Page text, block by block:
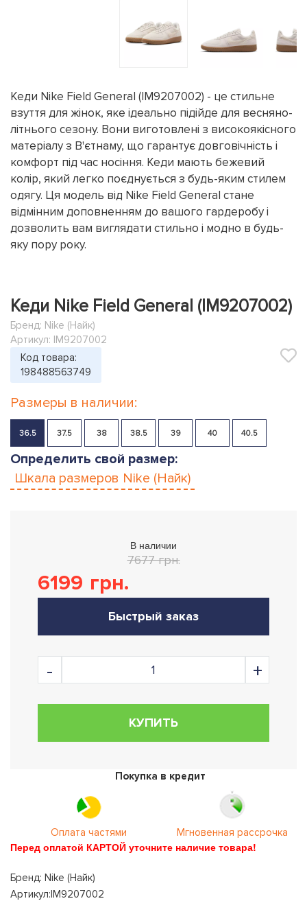
Кеди Nike Field General (IM9207002) - це стильне
взуття для жінок, яке ідеально підійде для весняно-
літнього сезону. Вони виготовлені з високоякісного
матеріалу з В'єтнаму, що гарантує довговічність і
комфорт під час носіння. Кеди мають бежевий
колір, який легко поєднується з будь-яким стилем
одягу. Ця модель від Nike Field General стане
відмінним доповненням до вашого гардеробу і
дозволить вам виглядати стильно і модно в будь-
яку пору року.
Кеди Nike Field General (IM9207002)
Бренд: Nike (Найк)
Артикул: IM9207002
Код товара:
198488563749
Размеры в наличии:
36.5 37.5 38 38.5 39 40 40.5
Определить свой размер:
Шкала размеров Nike (Найк)
В наличии
7677 грн.
6199 грн.
Быстрый заказ
КУПИТЬ
Покупка в кредит
Оплата частями Мгновенная рассрочка
Перед оплатой КАРТОЙ уточните наличие товара!
Бренд: Nike (Найк)
Артикул:IM9207002